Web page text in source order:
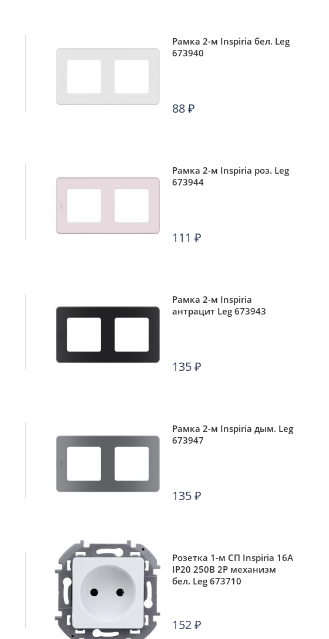
Рамка 2-м Inspiria бел. Leg
673940
88₽
Рамка 2-м Inspiria роз. Leg
673944
111 ₽
Рамка 2-м Inspiria
антрацит Leg 673943
135₽
Рамка 2-м Inspiria дым. Leg
673947
135₽
Розетка 1-м СП Inspiria 16А
IP20 250В 2P механизм
бел. Leg 673710
152₽